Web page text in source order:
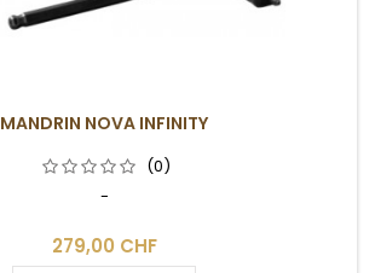
MANDRIN NOVA INFINITY
(0)
-
279,00 CHF